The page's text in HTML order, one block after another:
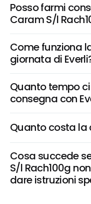
Posso farmi
Caram S/l
Come funziona
giornata di
Quanto tempo
consegna con
Quanto costa la
Cosa succede
S/l Rach100g
dare istruzioni